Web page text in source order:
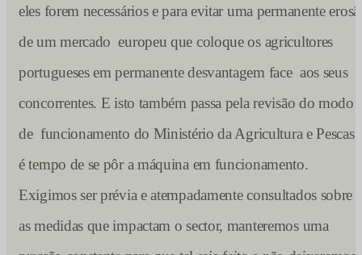
eles forem necessários e para evitar uma permanente
de um mercado europeu que coloque os agricultores
portugueses em permanente desvantagem face aos seus
concorrentes. E isto também passa pela revisão do modo
de funcionamento do Ministério da Agricultura e Pescas,
é tempo de se pôr a máquina em funcionamento.
Exigimos ser prévia e atempadamente consultados sobre
as medidas que impactam o sector, manteremos uma